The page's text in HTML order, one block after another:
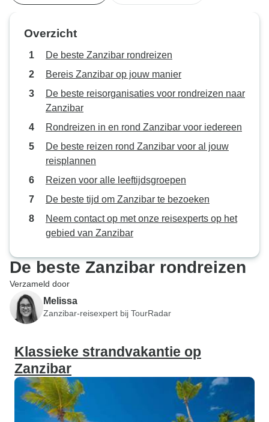
Overzicht
De beste Zanzibar rondreizen
Bereis Zanzibar op jouw manier
De beste reisorganisaties voor rondreizen naar
Zanzibar
Rondreizen in en rond Zanzibar voor iedereen
De beste reizen rond Zanzibar voor al jouw
reisplannen
Reizen voor alle leeftijdsgroepen
De beste tijd om Zanzibar te bezoeken
Neem contact op met onze reisexperts op het
gebied van Zanzibar
De beste Zanzibar rondreizen
Verzameld door
Melissa
Zanzibar-reisexpert bij TourRadar
Klassieke strandvakantie op
Zanzibar